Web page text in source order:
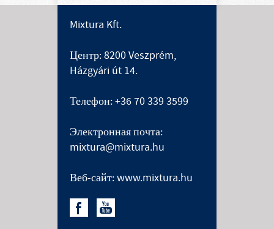
Mixtura Kft.
Центр: 8200 Veszprém,
Házgyári út 14.
Телефон: +36 70 339 3599
Электронная почта:
mixtura@mixtura.hu
Веб-сайт: www.mixtura.hu